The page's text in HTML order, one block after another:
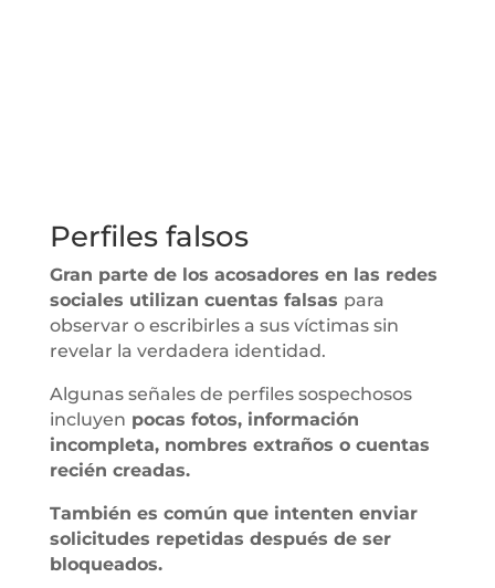
Perfiles falsos
Gran parte de los acosadores en las redes
sociales utilizan cuentas falsas para
observar o escribirles a sus víctimas sin
revelar la verdadera identidad.
Algunas señales de perfiles sospechosos
incluyen pocas fotos, información
incompleta, nombres extraños o cuentas
recién creadas.
También es común que intenten enviar
solicitudes repetidas después de ser
bloqueados.